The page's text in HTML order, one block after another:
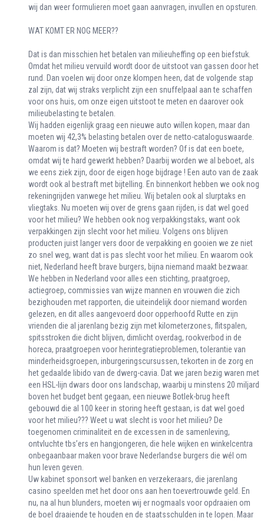
wij dan weer formulieren moet gaan aanvragen, invullen en opsturen.
WAT KOMT ER NOG MEER??
Dat is dan misschien het betalen van milieuheffing op een biefstuk.
Omdat het milieu vervuild wordt door de uitstoot van gassen door het
rund. Dan voelen wij door onze klompen heen, dat de volgende stap
zal zijn, dat wij straks verplicht zijn een snuffelpaal aan te schaffen
voor ons huis, om onze eigen uitstoot te meten en daarover ook
milieubelasting te betalen.
Wij hadden eigenlijk graag een nieuwe auto willen kopen, maar dan
moeten wij 42,3% belasting betalen over de netto-cataloguswaarde.
Waarom is dat? Moeten wij bestraft worden? Of is dat een boete,
omdat wij te hard gewerkt hebben? Daarbij worden we al beboet, als
we eens ziek zijn, door de eigen hoge bijdrage ! Een auto van de zaak
wordt ook al bestraft met bijtelling. En binnenkort hebben we ook nog
rekeningrijden vanwege het milieu. Wij betalen ook al slurptaks en
vliegtaks. Nu moeten wij over de grens gaan rijden, is dat wel goed
voor het milieu? We hebben ook nog verpakkingstaks, want ook
verpakkingen zijn slecht voor het milieu. Volgens ons blijven
producten juist langer vers door de verpakking en gooien we ze niet
zo snel weg, want dat is pas slecht voor het milieu. En waarom ook
niet, Nederland heeft brave burgers, bijna niemand maakt bezwaar.
We hebben in Nederland voor alles een stichting, praatgroep,
actiegroep, commissies van wijze mannen en vrouwen die zich
bezighouden met rapporten, die uiteindelijk door niemand worden
gelezen, en dit alles aangevoerd door opperhoofd Rutte en zijn
vrienden die al jarenlang bezig zijn met kilometerzones, flitspalen,
spitsstroken die dicht blijven, dimlicht overdag, rookverbod in de
horeca, praatgroepen voor herintegratieproblemen, tolerantie van
minderheidsgroepen, inburgeringscursussen, tekorten in de zorg en
het gedaalde libido van de dwerg-cavia. Dat we jaren bezig waren met
een HSL-lijn dwars door ons landschap, waarbij u minstens 20 miljard
boven het budget bent gegaan, een nieuwe Botlek-brug heeft
gebouwd die al 100 keer in storing heeft gestaan, is dat wel goed
voor het milieu??? Weet u wat slecht is voor het milieu? De
toegenomen criminaliteit en de excessen in de samenleving,
ontvluchte tbs’ers en hangjongeren, die hele wijken en winkelcentra
onbegaanbaar maken voor brave Nederlandse burgers die wél om
hun leven geven.
Uw kabinet sponsort wel banken en verzekeraars, die jarenlang
casino speelden met het door ons aan hen toevertrouwde geld. En
nu, na al hun blunders, moeten wij er nogmaals voor opdraaien om
de boel draaiende te houden en de staatsschulden in te lopen. Maar